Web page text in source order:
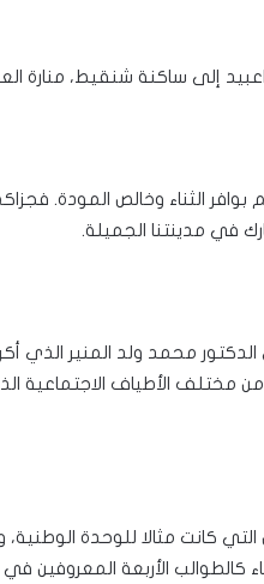
إلى ساكنة شنقيط، منارة
الثناء وخالص المودة.
في مدينتنا الجميلة.
محمد ولد المنير الذي
من مختلف الأطياف الاجتماعية
كانت مثالا للوحدة
كالطوالب الأربعة المعروفين